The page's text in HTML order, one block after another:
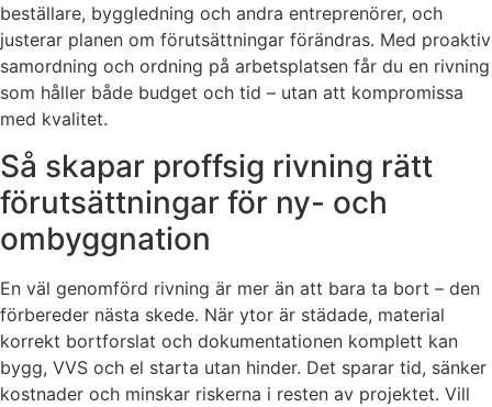
beställare, byggledning och andra entreprenörer, och
justerar planen om förutsättningar förändras. Med proaktiv
samordning och ordning på arbetsplatsen får du en rivning
som håller både budget och tid – utan att kompromissa
med kvalitet.
Så skapar proffsig rivning rätt
förutsättningar för ny- och
ombyggnation
En väl genomförd rivning är mer än att bara ta bort – den
förbereder nästa skede. När ytor är städade, material
korrekt bortforslat och dokumentationen komplett kan
bygg, VVS och el starta utan hinder. Det sparar tid, sänker
kostnader och minskar riskerna i resten av projektet. Vill